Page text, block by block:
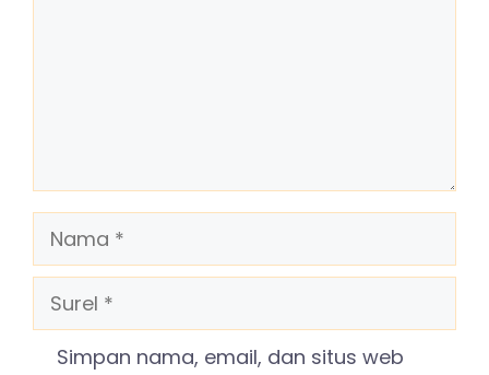
Nama
Surel
Simpan nama, email, dan situs web